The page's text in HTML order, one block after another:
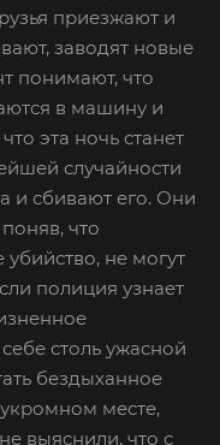
приезжают и
заводят новые
понимают, что
в машину и
эта ночь станет
случайности
и сбивают его. Они
что
не могут
полиция узнает
столь ужасной
бездыханное
месте,
выяснили, что с